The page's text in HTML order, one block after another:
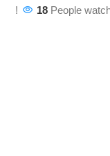
18 People